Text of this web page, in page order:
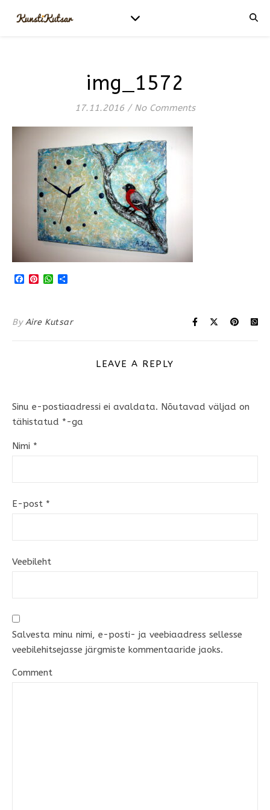
img_1572
17.11.2016 / No Comments
Facebook
PinterestWhatsApp
ByAire Kutsar
LEAVE A REPLY
Sinu e-postiaadressi ei avaldata. Nõutavad väljad on
tähistatud *-ga
Nimi *
E-post *
Veebileht
Salvesta minu nimi, e-posti- ja veebiaadress sellesse
veebilehitsejasse järgmiste kommentaaride jaoks.
Comment